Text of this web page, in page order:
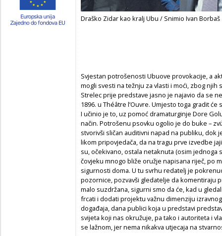
Draško Zidar kao kralj Ubu / Snimio Ivan Borbaš
Svjestan potrošenosti Ubuove provokacije, a
mogli svesti na težnju za vlasti i moći, zbog
Strelec prije predstave jasno je najavio da se
1896. u Théâtre l’Ouvre. Umjesto toga gradit
I učinio je to, uz pomoć dramaturginje Dore
način. Potrošenu psovku ogolio je do buke –
stvorivši sličan auditivni napad na publiku, dok
likom pripovjedača, da na tragu prve izvedbe
su, očekivano, ostala netaknuta (osim jednoga
čovjeku mnogo bliže oružje napisana riječ, po
sigurnosti doma. U tu svrhu redatelj je
pozornice, pozvavši gledatelje da komentiraju
malo suzdržana, sigurni smo da će, kad u
frcati i dodati projektu važnu dimenziju
događaja, dana publici koja u predstavi
svijeta koji nas okružuje, pa tako i autoriteta i
se lažnom, jer nema nikakva utjecaja na